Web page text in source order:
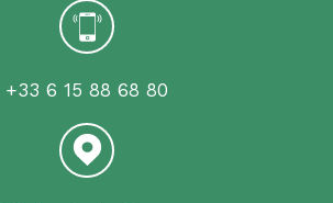
+33 6 15 88 68 80